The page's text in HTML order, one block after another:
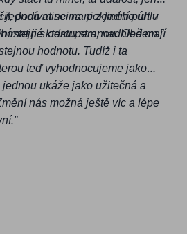
podívat se na ni z jiného úhlu
ji s odstupem, nadhledem.”
jednou minci na pokladní pult v
kterou stranou. Obě mají
hodnotu. Tudíž i ta
teď vyhodnocujeme jako
ukáže jako užitečná a
nás možná ještě víc a lépe